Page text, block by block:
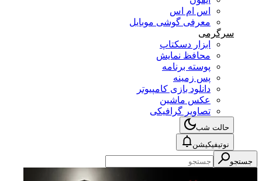
اس ام اس
معرفی گوشی موبایل
سرگرمی
ابزار دسکتاپ
محافظ نمایش
پوسته برنامه
پس زمینه
دانلود بازی کامپیوتر
عکس ماشین
تصاویر گرافیکی
حالت شب
نوتیفیکیشن
جستجو